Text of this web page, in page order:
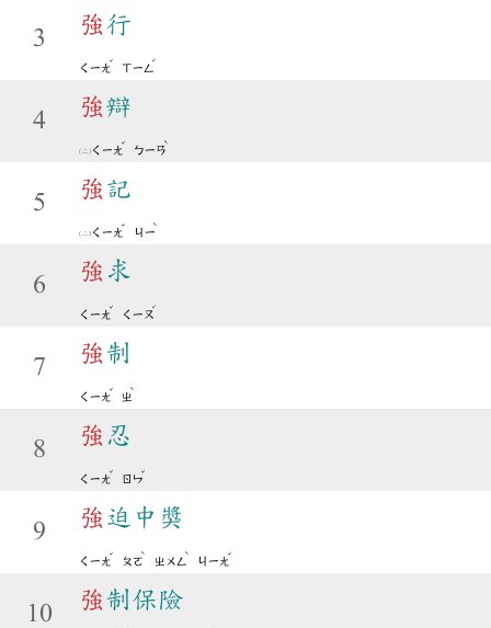
3
強行
ㄑㄧㄤ
ˇ
ㄒㄧㄥ
ˊ
4
強辯
ㄑㄧㄤ
ˇ
ㄅㄧㄢ
ˋ
5
強 記
ㄑㄧㄤ
ˇ
ㄐㄧ
ˋ
6
強 求
ㄑㄧㄤ
ˇ
ㄑㄧㄡ
ˊ
7
強 制
ㄑㄧㄤ
ˇ
ㄓ
ˋ
8
強 忍
ㄑㄧㄤ
ˇ
ㄖㄣ
ˇ
9
強 迫中獎
ㄑㄧㄤ
ˇ
ㄆㄛ
ˋ
ㄓㄨㄥ
ˋ
ㄐㄧㄤ
ˇ
10
強 制保險